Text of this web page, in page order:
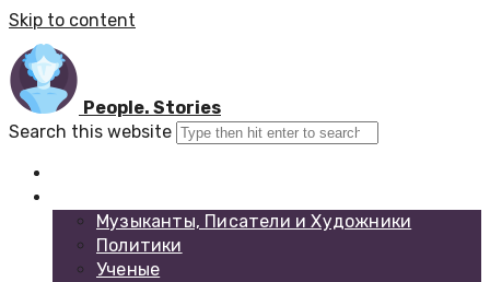
Skip to content
People. Stories
Search this website
Музыканты, Писатели и Художники
Политики
Ученые